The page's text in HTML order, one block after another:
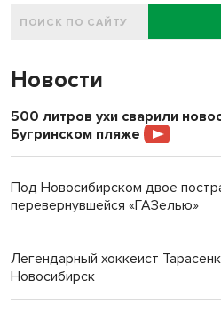
Новости
500 литров ухи сварили
Бугринском пляже
Под Новосибирском двое
перевернувшейся «ГАЗелью»
Легендарный хоккеист
Новосибирск